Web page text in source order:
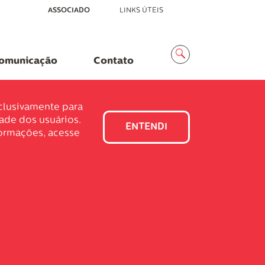
MenuASSOCIADO LINKS ÚTEIS
Contato
Busca
para
dos usuários.
acesse
ENTENDI